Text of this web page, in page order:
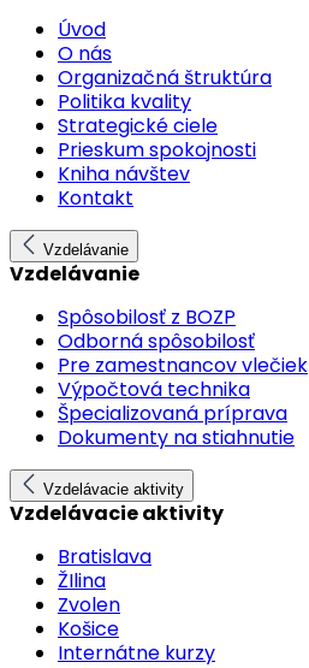
Úvod
O nás
Organizačná štruktúra
Politika kvality
Strategické ciele
Prieskum spokojnosti
Kniha návštev
Kontakt
Vzdelávanie
Vzdelávanie
Spôsobilosť z BOZP
Odborná spôsobilosť
Pre zamestnancov vlečiek
Výpočtová technika
Špecializovaná príprava
Dokumenty na stiahnutie
Vzdelávacie aktivity
Vzdelávacie aktivity
Bratislava
ŽIlina
Zvolen
Košice
Internátne kurzy